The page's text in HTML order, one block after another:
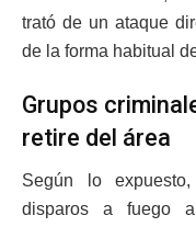
trató de un ataque
de la forma habitual
Grupos
retire del área
Según lo
disparos a fuego